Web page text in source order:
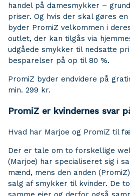
handel på damesmykker –
priser. Og hvis der skal gøres
byder PromiZ velkommen i
outlet, der kan tilgås via
udgåede smykker til nedsatte
besparelser på op til 80 %.
PromiZ byder endvidere på
min. 299 kr.
PromiZ er kvindernes svar
Hvad har Marjoe og PromiZ til
Der er tale om to forskellige
(Marjoe) har specialiseret sig i
mænd, mens den anden
salg af smykker til kvinder. De